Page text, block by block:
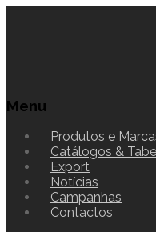
Menu
Produtos e
Catálogos &
Export
Notícias
Campanhas
Contactos